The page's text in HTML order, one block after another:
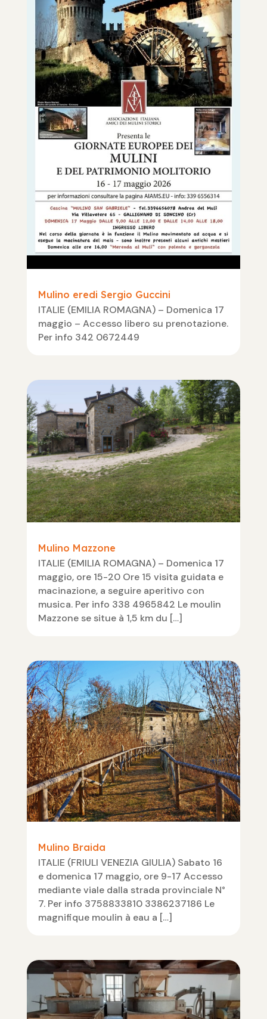
Mulino eredi Sergio Guccini
ITALIE (EMILIA ROMAGNA) – Domenica 17
maggio – Accesso libero su prenotazione.
Per info 342 0672449
Mulino Mazzone
ITALIE (EMILIA ROMAGNA) – Domenica 17
maggio, ore 15-20 Ore 15 visita guidata e
macinazione, a seguire aperitivo con
musica. Per info 338 4965842 Le moulin
Mazzone se situe à 1,5 km du […]
Mulino Braida
ITALIE (FRIULI VENEZIA GIULIA) Sabato 16
e domenica 17 maggio, ore 9-17 Accesso
mediante viale dalla strada provinciale N°
7. Per info 3758833810 3386237186 Le
magnifique moulin à eau a […]